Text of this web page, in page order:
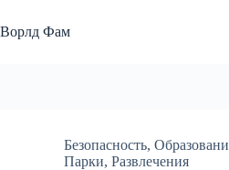
к
сути
Ворлд Фам
Безопасность,
Парки, Развлечения